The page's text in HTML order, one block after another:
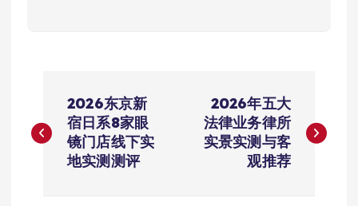
章
2026东京新
宿日系8家眼
镜门店线下实
地实测测评
2026年五大
法律业务律所
实景实测与客
观推荐